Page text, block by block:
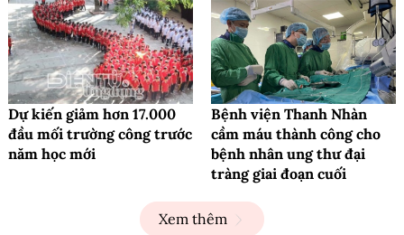
Dự kiến giảm hơn 17.000
đầu mối trường công trước
năm học mới
Bệnh viện Thanh Nhàn
cầm máu thành công cho
bệnh nhân ung thư đại
tràng giai đoạn cuối
Xem thêm